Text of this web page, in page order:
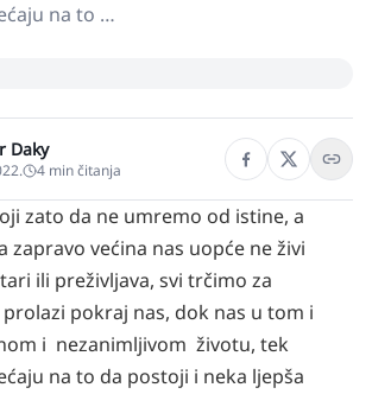
na to …
Daky
4 min čitanja
zato da ne umremo od istine, a
zapravo većina nas uopće ne živi
ili preživljava, svi trčimo za
pokraj nas, dok nas u tom i
i nezanimljivom životu, tek
na to da postoji i neka ljepša